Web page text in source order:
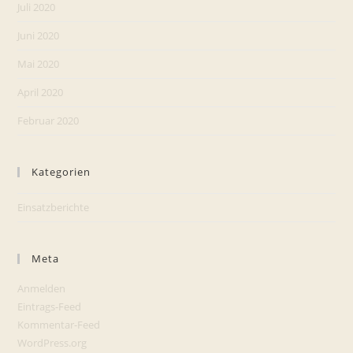
Juli 2020
Juni 2020
Mai 2020
April 2020
Februar 2020
Kategorien
Einsatzberichte
Meta
Anmelden
Eintrags-Feed
Kommentar-Feed
WordPress.org